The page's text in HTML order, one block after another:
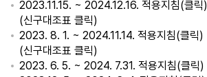
2023.11.15. ~ 2024.12.16. 적용지침(클릭)
(신구대조표 클릭)
2023. 8. 1. ~ 2024.11.14. 적용지침(클릭)
(신구대조표 클릭)
2023. 6. 5. ~ 2024. 7.31. 적용지침(클릭)